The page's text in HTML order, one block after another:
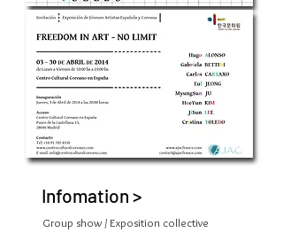
Infomation >
Group show / Exposition collective